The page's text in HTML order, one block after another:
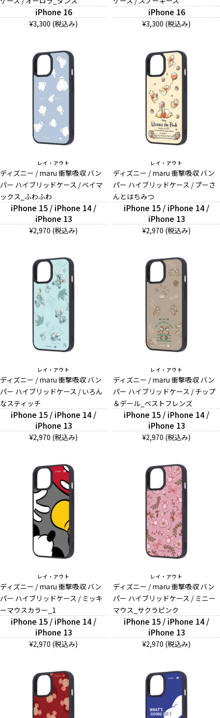
iPhone 16
¥3,300 (税込み)
iPhone 16
¥3,300 (税込み)
レイ・アウト
ディズニー / maru 衝撃吸収 バン
パー ハイブリッドケース / ベイマ
ックス_ふわふわ
iPhone 15 / iPhone 14 /
iPhone 13
¥2,970 (税込み)
レイ・アウト
ディズニー / maru 衝撃吸収 バン
パー ハイブリッドケース / プーさ
んとはちみつ
iPhone 15 / iPhone 14 /
iPhone 13
¥2,970 (税込み)
レイ・アウト
ディズニー / maru 衝撃吸収 バン
パー ハイブリッドケース / いろん
なスティッチ
iPhone 15 / iPhone 14 /
iPhone 13
¥2,970 (税込み)
レイ・アウト
ディズニー / maru 衝撃吸収 バン
パー ハイブリッドケース / チップ
＆デール_ベストフレンズ
iPhone 15 / iPhone 14 /
iPhone 13
¥2,970 (税込み)
レイ・アウト
ディズニー / maru 衝撃吸収 バン
パー ハイブリッドケース / ミッキ
ーマウスカラー_1
iPhone 15 / iPhone 14 /
iPhone 13
¥2,970 (税込み)
レイ・アウト
ディズニー / maru 衝撃吸収 バン
パー ハイブリッドケース / ミニー
マウス_サクラピンク
iPhone 15 / iPhone 14 /
iPhone 13
¥2,970 (税込み)